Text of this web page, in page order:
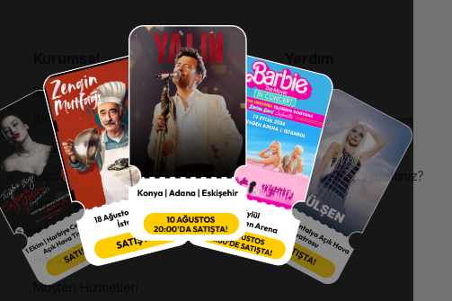
Bilgi Toplumu Hizmetleri
BiPuan Kurallar & Koşullar
Kişisel Verilerin Korunması
Sözleşme ve Politikalar
Entegre Yönetim Sistemi Politikası
Kurumsal Kimlik
Hakkımızda
Müşteri Hizmetleri
SSS
İptal, İade ve Değişim
Nasıl Bilet Alınır
Biletinizi Mi Kaybettiniz?